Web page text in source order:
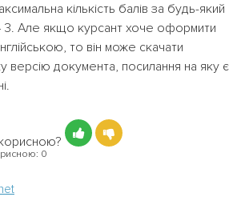
кількість балів за будь-який
3. Але якщо курсант хоче оформити
то він може скачати
версію документа, посилання на яку є
0